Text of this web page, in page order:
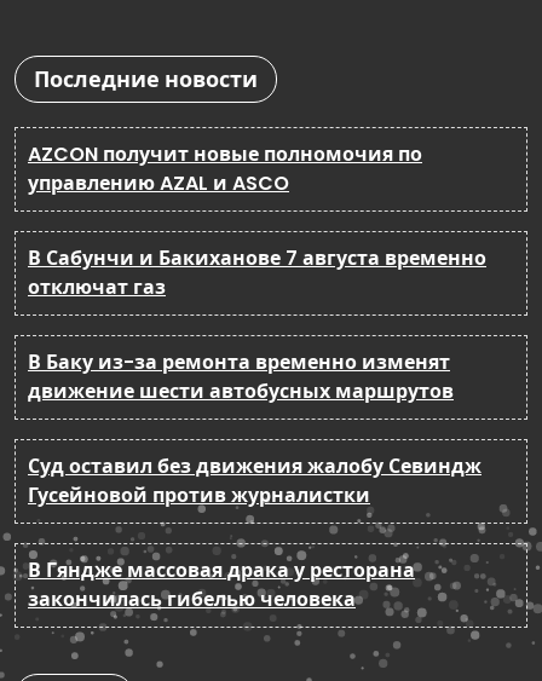
Последние новости
AZCON получит новые полномочия по
управлению AZAL и ASCO
В Сабунчи и Бакиханове 7 августа временно
отключат газ
В Баку из-за ремонта временно изменят
движение шести автобусных маршрутов
Суд оставил без движения жалобу Севиндж
Гусейновой против журналистки
В Гяндже массовая драка у ресторана
закончилась гибелью человека